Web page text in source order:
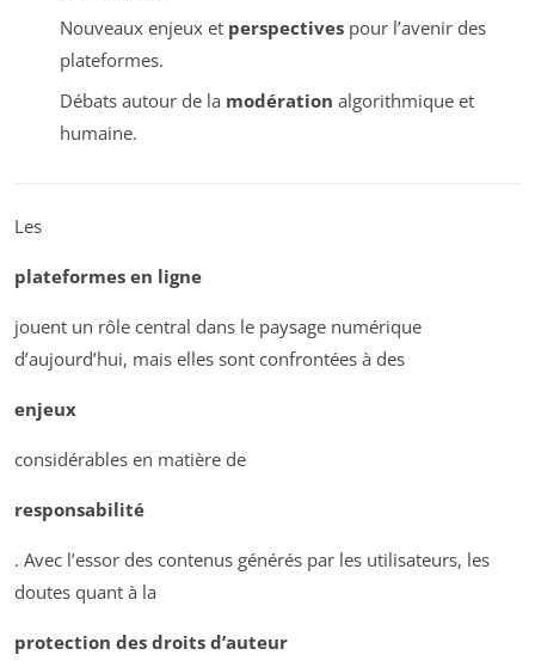
Nouveaux enjeux et perspectivespour l’avenir des
plateformes.
Débats autour de la modération algorithmique et
humaine.
Les
plateformes en ligne
jouent un rôle central dans le paysage numérique
d’aujourd’hui, mais elles sont confrontées à des
enjeux
considérables en matière de
responsabilité
. Avec l’essor des contenus générés par les utilisateurs, les
doutes quant à la
protection des droits d’auteur